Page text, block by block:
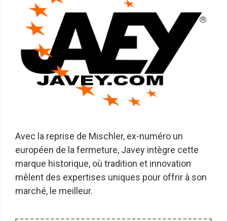
Avec la reprise de Mischler, ex-numéro un
européen de la fermeture, Javey intègre cette
marque historique, où tradition et innovation
mêlent des expertises uniques pour offrir à son
marché, le meilleur.